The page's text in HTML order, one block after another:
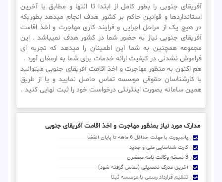
آفریقای جنوبی را بطور کامل از ابتدا تا انتها و مطابق با آخرین
استانداردها و قوانین حاکم بر کشور هدف انجام میدهد بطوریکه
در هیچ یک از مراحل اجرایی و فرایند کاری مهاجرت و اخذ اقامت
آفریقای جنوبی نیاز به حضور شما در کشور هدف نمیباشد . این
مجموعه همچنین به شما این اطمینان را میدهد که تجربه ای
فراموش نشدنی در کیفیت ارائه خدمات برای شما به ارمغان آورد .
هم اکنون به منظور مهاجرت و اخذ اقامت آفریقای جنوبی میتوانید
با کارشناسان حقوقی موسسه تماس حاصل نمایید و یا از طریق
همین سامانه بصورت اینترنتی درخواست خود را ثبت نهایی کنید .
مدارک مورد نیاز بمنظور مهاجرت و اخذ اقامت آفریقای جنوبی
پاسپورت با مهلت حداقل 6 ماهه تا پایان انقضا
کارت شناسایی ملی و جدید
3 نسخه وکالت نامه محضری
آخرین مدرک تحصیلی (تماس گرفته شود)
تنظیم قرارداد رسمی با موسسه ثبتا